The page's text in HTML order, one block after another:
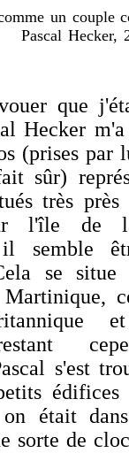
un couple
Pascal Hecker,
que
Hecker
(prises par
sûr)
très
l'île de
il semble
se
Martinique,
s'est
était
sorte de